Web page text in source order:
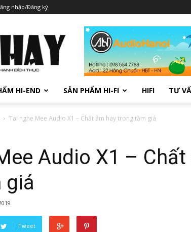
nhập/Đăng ký
HI-END SẢN PHẨM HI-FI HIFI TƯ
Tai nghe Mee Audio X1 – Chất âm hay trong tầm giá
Audio X1 –
giá
Tweet